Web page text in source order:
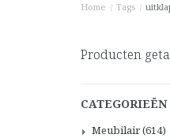
Home / Tags /
Producten
CATEGORIEËN
Meubilair(614)